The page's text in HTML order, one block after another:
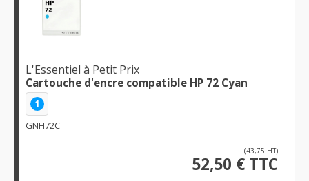
L'Essentiel à Petit Prix
Cartouche d'encre compatible HP 72 Cyan
1
GNH72C
(43,75 HT)
52,50 € TTC